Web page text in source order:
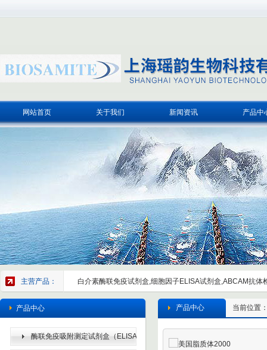
网站首页 关于我们 新闻资讯 产品中
主营产品： 白介素酶联免疫试剂盒,细胞因子ELISA试剂盒,ABCAM抗体
产品中心
酶联免疫吸附测定试剂盒（ELISA
当前位置
产品中心